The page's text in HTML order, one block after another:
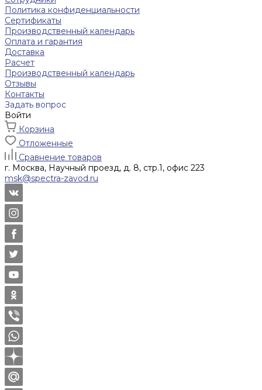
Политика конфиденциальности
Сертификаты
Производственный календарь
Оплата и гарантия
Доставка
Расчет
Производственный календарь
Отзывы
Контакты
Задать вопрос
Войти
Корзина
Отложенные
Сравнение товаров
г. Москва, Научный проезд, д. 8, стр.1, офис 223
msk@spectra-zavod.ru